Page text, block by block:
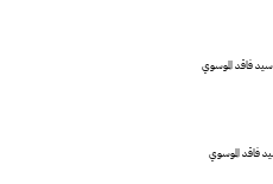
فاقد الموسوي
فاقد الموسوي